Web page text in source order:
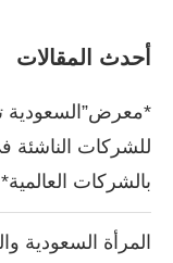
أحدث المقالات
*معرض”السعودية
للشركات الناشئة
بالشركات العالمية*
المرأة السعودية